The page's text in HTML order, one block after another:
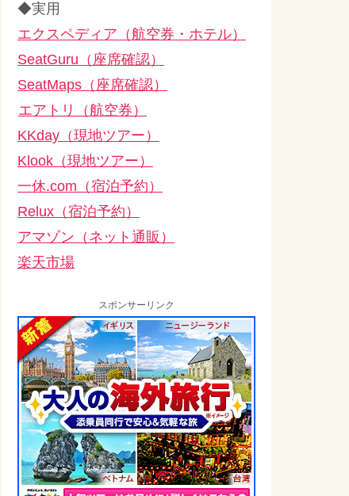
◆実用
エクスペディア（航空券・ホテル）
SeatGuru（座席確認）
SeatMaps（座席確認）
エアトリ（航空券）
KKday（現地ツアー）
Klook（現地ツアー）
一休.com（宿泊予約）
Relux（宿泊予約）
アマゾン（ネット通販）
楽天市場
スポンサーリンク